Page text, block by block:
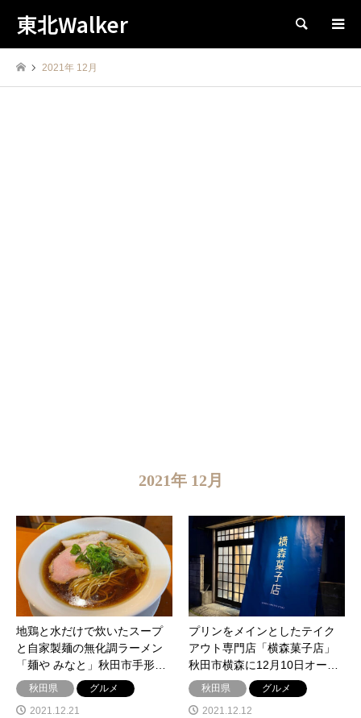
東北Walker 検索
2021年 12月
2021年 12月
地鶏と水だけで炊いたスープ
と自家製麺の無化調ラーメン
「麺や みなと」秋田市手形…
秋田県
グルメ
2021.12.21
プリンをメインとしたテイク
アウト専門店「横森菓子店」
秋田市横森に12月10日オー…
秋田県
グルメ
2021.12.12